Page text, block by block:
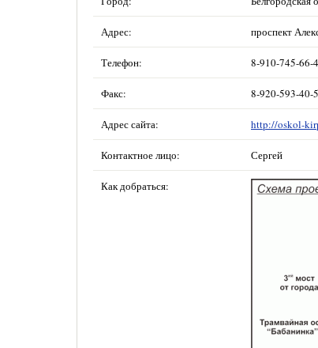
Адрес: проспект
Телефон: 8-910-745-66-
Факс: 8-920-593-40-
Адрес сайта: http://oskol-
Контактное лицо: Сергей
Как добраться: